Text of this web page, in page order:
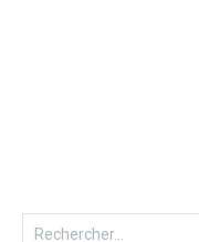
Rechercher :